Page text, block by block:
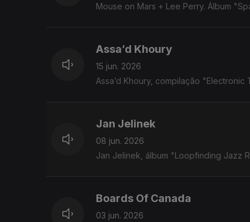
Mouse on Mars + Lee Perry. Álbum
Assa’d Khoury
15 jun. 2026
Assa’d Khoury, compilação
Jan Jelinek
08 jun. 2026
Jan Jelinek, álbum "Loopfinding Jazz
Boards Of Canada
03 jun. 2026